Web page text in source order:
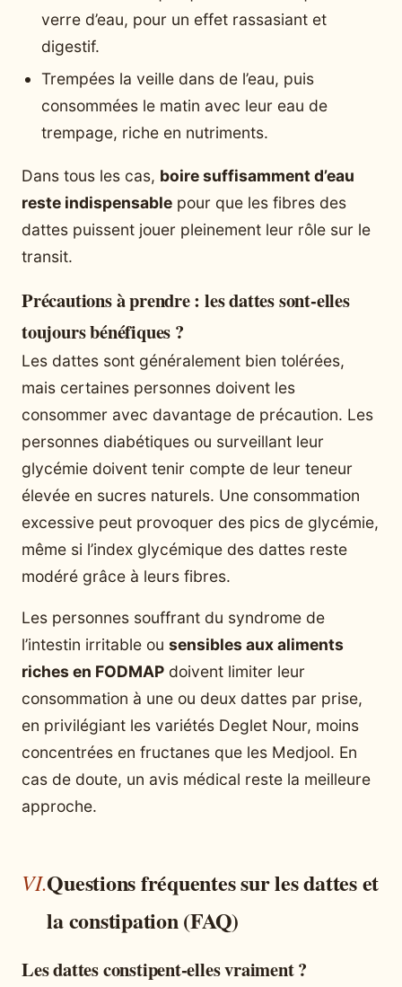
verre d’eau, pour un effet rassasiant et
digestif.
Trempées la veille dans de l’eau, puis
consommées le matin avec leur eau de
trempage, riche en nutriments.
Dans tous les cas, boire suffisamment d’eau
reste indispensable pour que les fibres des
dattes puissent jouer pleinement leur rôle sur le
transit.
Précautions à prendre : les dattes sont-elles
toujours bénéfiques ?
Les dattes sont généralement bien tolérées,
mais certaines personnes doivent les
consommer avec davantage de précaution. Les
personnes diabétiques ou surveillant leur
glycémie doivent tenir compte de leur teneur
élevée en sucres naturels. Une consommation
excessive peut provoquer des pics de glycémie,
même si l’index glycémique des dattes reste
modéré grâce à leurs fibres.
Les personnes souffrant du syndrome de
l’intestin irritable ou sensibles aux aliments
riches en FODMAP doivent limiter leur
consommation à une ou deux dattes par prise,
en privilégiant les variétés Deglet Nour, moins
concentrées en fructanes que les Medjool. En
cas de doute, un avis médical reste la meilleure
approche.
Questions fréquentes sur les dattes et
la constipation (FAQ)
Les dattes constipent-elles vraiment ?